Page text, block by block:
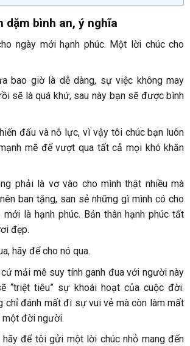
dặm bình an, ý nghĩa
ngày mới hạnh phúc. Một lời chúc cho
bao giờ là dễ dàng, sự việc không may
sẽ là quá khứ, sau này bạn sẽ được bình
đấu và nỗ lực, vì vậy tôi chúc bạn luôn
mẽ để vượt qua tất cả mọi khó khăn
phải là vơ vào cho mình thật nhiều mà
ban tặng, san sẻ những gì mình có cho
là hạnh phúc. Bản thân hạnh phúc tất
đẹp.
hãy để cho nó qua.
mải mê suy tính ganh đua với người này
“triệt tiêu” sự khoái hoạt của cuộc đời.
chỉ đánh mất đi sự vui vẻ mà còn làm mất
đời người.
hãy để tôi gửi một lời chúc nhỏ mang đến